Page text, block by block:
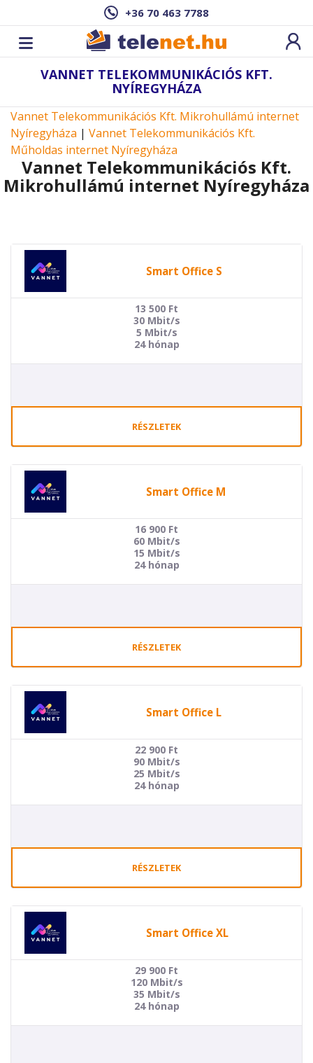
+36 70 463 7788
VANNET TELEKOMMUNIKÁCIÓS KFT.
NYÍREGYHÁZA
Vannet Telekommunikációs Kft. Mikrohullámú internet
Nyíregyháza | Vannet Telekommunikációs Kft.
Műholdas internet Nyíregyháza
Vannet Telekommunikációs Kft.
Mikrohullámú internet Nyíregyháza
Smart Office S
13 500 Ft
30 Mbit/s
5 Mbit/s
24 hónap
RÉSZLETEK
Smart Office M
16 900 Ft
60 Mbit/s
15 Mbit/s
24 hónap
RÉSZLETEK
Smart Office L
22 900 Ft
90 Mbit/s
25 Mbit/s
24 hónap
RÉSZLETEK
Smart Office XL
29 900 Ft
120 Mbit/s
35 Mbit/s
24 hónap